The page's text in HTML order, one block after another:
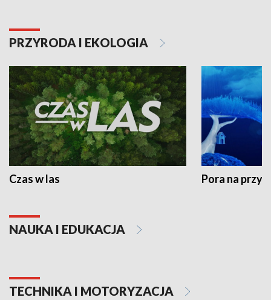
PRZYRODA I EKOLOGIA
Czas w las Pora na
NAUKA I EDUKACJA
TECHNIKA I MOTORYZACJA